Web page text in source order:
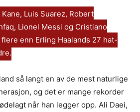
Luis Suarez, Robert
Lionel Messi og Cristiano
enn Erling Haalands 27 hat-
så langt en av de mest naturlige
og det er mange rekorder
når han legger opp. Ali Daei,